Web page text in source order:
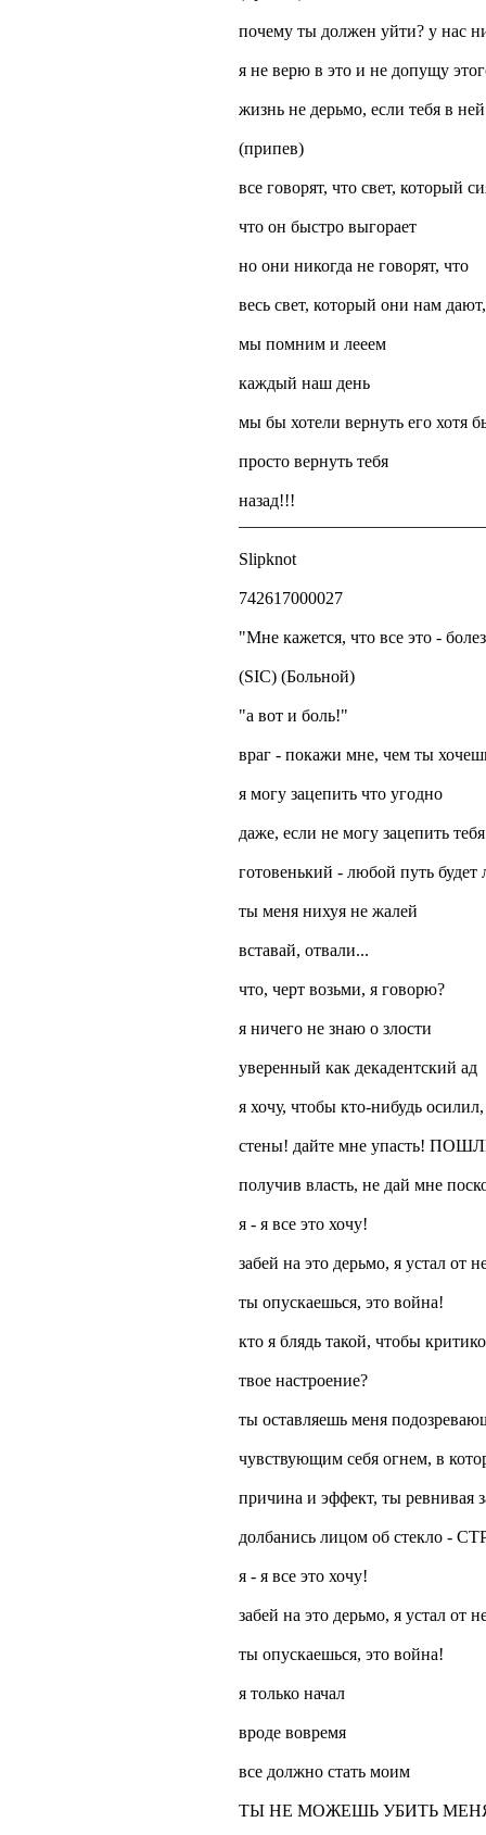
почему ты должен уйти? у нас
я не верю в это и не допущу
жизнь не дерьмо, если тебя в
(припев)
все говорят, что свет, который
что он быстро выгорает
но они никогда не говорят, что
весь свет, который они нам
мы помним и лееем
каждый наш день
мы бы хотели вернуть его хотя
просто вернуть тебя
назад!!!
Slipknot
742617000027
"Мне кажется, что все это -
(SIC) (Больной)
"а вот и боль!"
враг - покажи мне, чем ты
я могу зацепить что угодно
даже, если не могу зацепить тебя
готовенький - любой путь будет
ты меня нихуя не жалей
вставай, отвали...
что, черт возьми, я говорю?
я ничего не знаю о злости
уверенный как декадентский ад
я хочу, чтобы кто-нибудь
стены! дайте мне упасть!
получив власть, не дай мне
я - я все это хочу!
забей на это дерьмо, я устал от
ты опускаешься, это война!
кто я блядь такой, чтобы
твое настроение?
ты оставляешь меня
чувствующим себя огнем, в
причина и эффект, ты ревнивая
долбанись лицом об стекло -
я - я все это хочу!
забей на это дерьмо, я устал от
ты опускаешься, это война!
я только начал
вроде вовремя
все должно стать моим
ТЫ НЕ МОЖЕШЬ УБИТЬ